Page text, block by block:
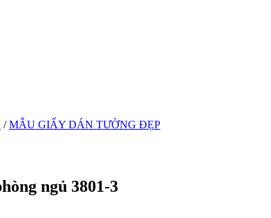
/ MẪU GIẤY DÁN TƯỜNG ĐẸP
ngủ 3801-3